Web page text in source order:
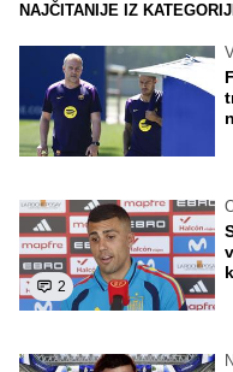
NAJČITANIJE IZ
2